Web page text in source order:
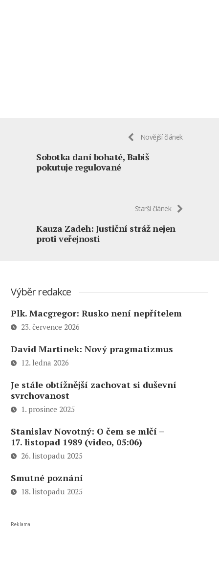
Novější článek
Sobotka daní bohaté, Babiš
pokutuje regulované
Starší článek
Kauza Zadeh: Justiční stráž nejen
proti veřejnosti
Výběr redakce
Plk. Macgregor: Rusko není nepřítelem
23. července 2026
David Martinek: Nový pragmatizmus
12. ledna 2026
Je stále obtížnější zachovat si duševní
svrchovanost
1. prosince 2025
Stanislav Novotný: O čem se mlčí –
17. listopad 1989 (video, 05:06)
26. listopadu 2025
Smutné poznání
18. listopadu 2025
Reklama